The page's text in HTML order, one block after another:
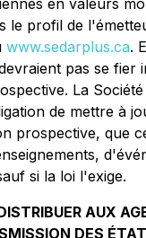
en valeurs
le profil de
www.sedarplus.ca.
pas se fier
La
de mettre à
prospective, que
si la loi l'exige.
AUX
DES